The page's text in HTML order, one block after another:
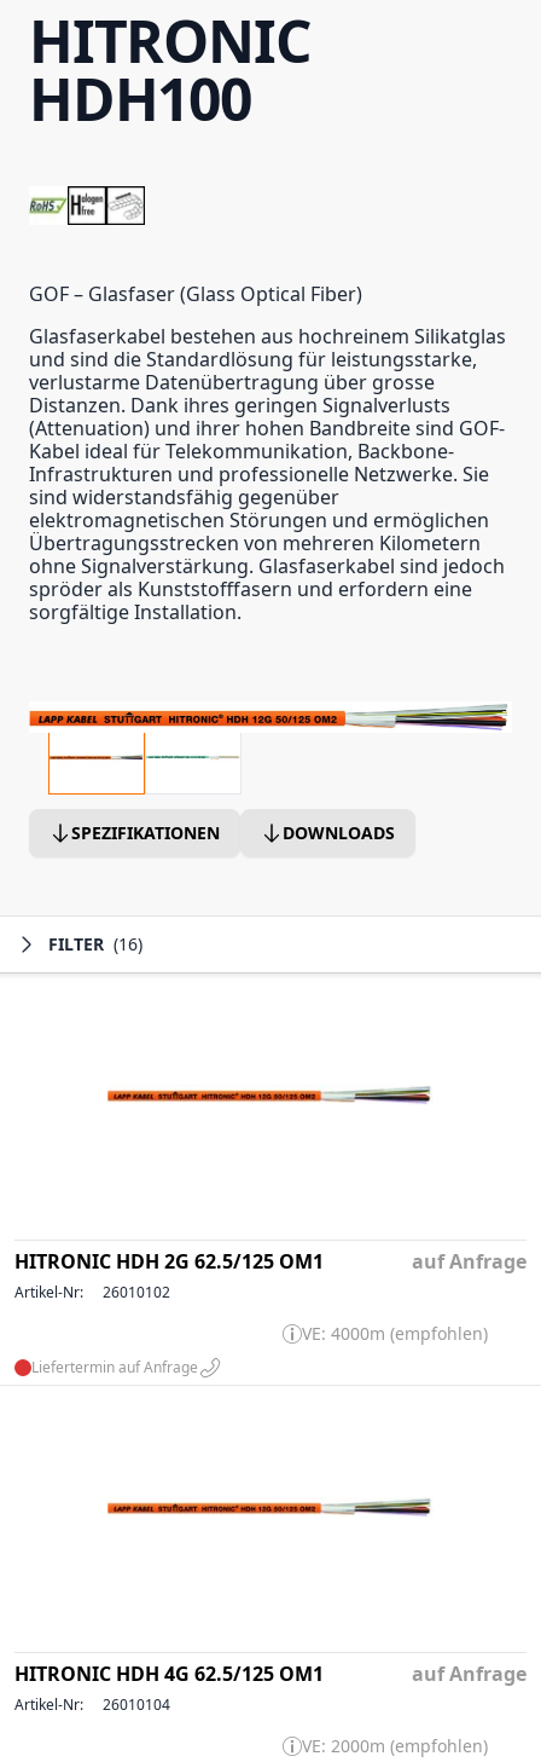
HITRONIC
HDH100
GOF – Glasfaser (Glass Optical Fiber)
Glasfaserkabel bestehen aus hochreinem Silikatglas
und sind die Standardlösung für leistungsstarke,
verlustarme Datenübertragung über grosse
Distanzen. Dank ihres geringen Signalverlusts
(Attenuation) und ihrer hohen Bandbreite sind GOF-
Kabel ideal für Telekommunikation, Backbone-
Infrastrukturen und professionelle Netzwerke. Sie
sind widerstandsfähig gegenüber
elektromagnetischen Störungen und ermöglichen
Übertragungsstrecken von mehreren Kilometern
ohne Signalverstärkung. Glasfaserkabel sind jedoch
spröder als Kunststofffasern und erfordern eine
sorgfältige Installation.
SPEZIFIKATIONEN DOWNLOADS
FILTER (16)
HITRONIC HDH 2G 62.5/125 OM1 auf Anfrage
Artikel-Nr: 26010102
VE: 4000m (empfohlen)
Liefertermin auf Anfrage
HITRONIC HDH 4G 62.5/125 OM1 auf Anfrage
Artikel-Nr: 26010104
VE: 2000m (empfohlen)